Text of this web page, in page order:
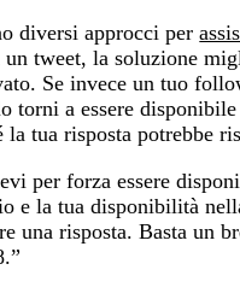
diversi approcci per
tweet, la soluzione
Se invece un tuo
torni a essere
la tua risposta potrebbe
per forza essere
e la tua disponibilità
una risposta. Basta un